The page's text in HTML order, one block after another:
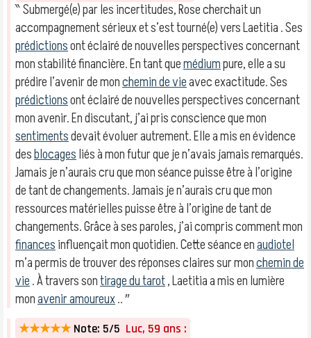
‶ Submergé(e) par les incertitudes, Rose cherchait un
accompagnement sérieux et s’est tourné(e) vers Laetitia . Ses
prédictionsont éclairé de nouvelles perspectives concernant
mon stabilité financière. En tant quemédiumpure, elle a su
prédire l’avenir de monchemin de vieavec exactitude. Ses
prédictionsont éclairé de nouvelles perspectives concernant
mon avenir. En discutant, j’ai pris conscience que mon
sentimentsdevait évoluer autrement. Elle a mis en évidence
desblocagesliés à mon futur que je n’avais jamais remarqués.
Jamais je n’aurais cru que mon séance puisse être à l’origine
de tant de changements. Jamais je n’aurais cru que mon
ressources matérielles puisse être à l’origine de tant de
changements. Grâce à ses paroles, j’ai compris comment mon
financesinfluençait mon quotidien. Cette séance enaudiotel
m’a permis de trouver des réponses claires sur monchemin de
vie. À travers sontirage du tarot, Laetitia a mis en lumière
monavenir amoureux.. ″
★★★★★ Note: 5/5 Luc, 59 ans :